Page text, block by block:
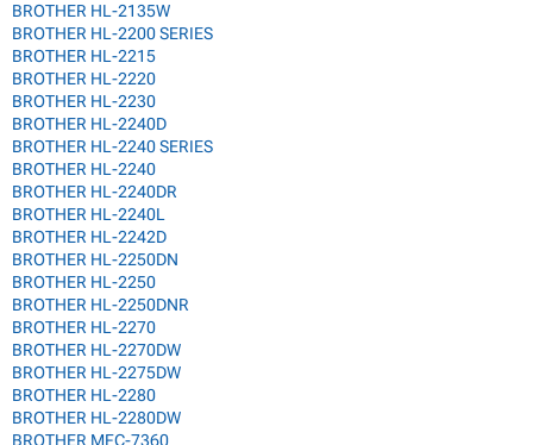
BROTHER HL-2135W
BROTHER HL-2200 SERIES
BROTHER HL-2215
BROTHER HL-2220
BROTHER HL-2230
BROTHER HL-2240D
BROTHER HL-2240 SERIES
BROTHER HL-2240
BROTHER HL-2240DR
BROTHER HL-2240L
BROTHER HL-2242D
BROTHER HL-2250DN
BROTHER HL-2250
BROTHER HL-2250DNR
BROTHER HL-2270
BROTHER HL-2270DW
BROTHER HL-2275DW
BROTHER HL-2280
BROTHER HL-2280DW
BROTHER MFC-7360